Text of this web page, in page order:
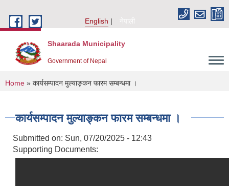
English
नेपाली
Shaarada Municipality
Government of Nepal
You are here
Home » कार्यसम्पादन मुल्याङ्कन फारम सम्बन्धमा ।
कार्यसम्पादन मुल्याङ्कन फारम सम्बन्धमा ।
Submitted on: Sun, 07/20/2025 - 12:43
Supporting Documents: